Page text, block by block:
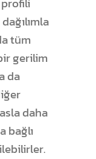
tüm
gerilim
da
daha
bağlı